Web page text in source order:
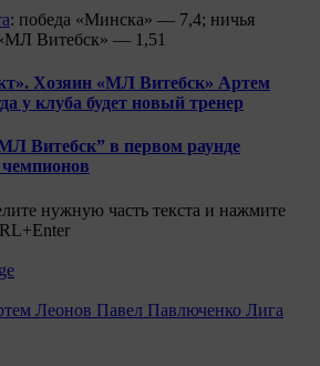
: победа «Минска» — 7,4; ничья
Витебск» — 1,51
Хозяин «МЛ Витебск» Артем
у клуба будет новый тренер
Витебск” в первом раунде
нужную часть текста и нажмите
Леонов Павел Павлюченко Лига